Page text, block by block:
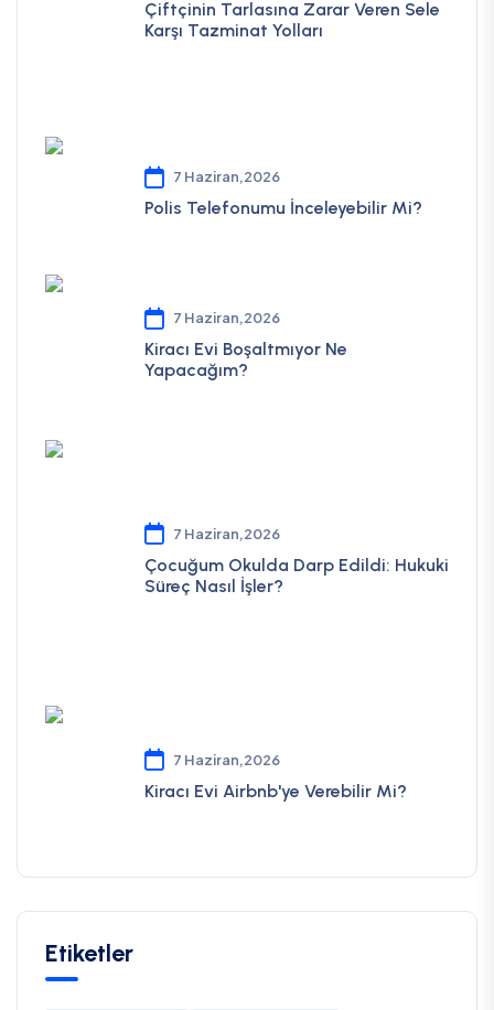
Çiftçinin Tarlasına Zarar Veren Sele
Karşı Tazminat Yolları
7 Haziran,2026
Polis Telefonumu İnceleyebilir Mi?
7 Haziran,2026
Kiracı Evi Boşaltmıyor Ne
Yapacağım?
7 Haziran,2026
Çocuğum Okulda Darp Edildi: Hukuki
Süreç Nasıl İşler?
7 Haziran,2026
Kiracı Evi Airbnb'ye Verebilir Mi?
Etiketler